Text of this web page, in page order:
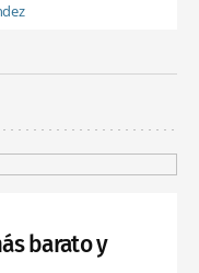
barato y